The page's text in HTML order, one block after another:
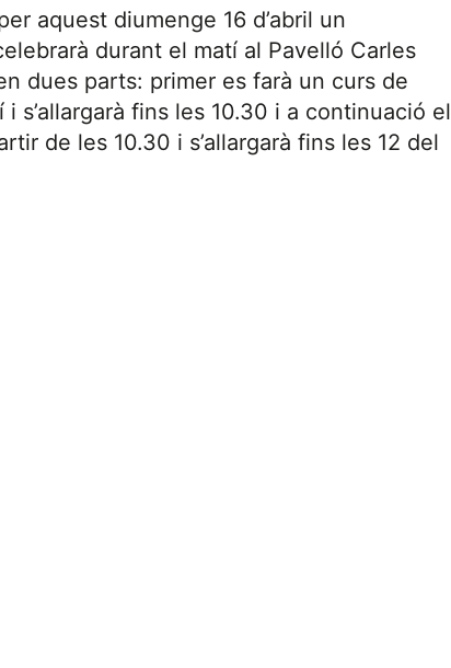
aquest diumenge 16 d’abril un
durant el matí al Pavelló Carles
dues parts: primer es farà un curs de
s’allargarà fins les 10.30 i a continuació el
de les 10.30 i s’allargarà fins les 12 del